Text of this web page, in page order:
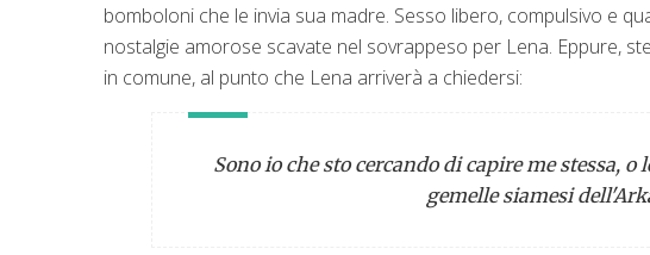
bomboloni che le invia sua madre. Sesso libero, compulsivo e
nostalgie amorose scavate nel sovrappeso per Lena. Eppure,
in comune, al punto che Lena arriverà a chiedersi:
Sono io che sto cercando di capire me stessa, o
gemelle siamesi